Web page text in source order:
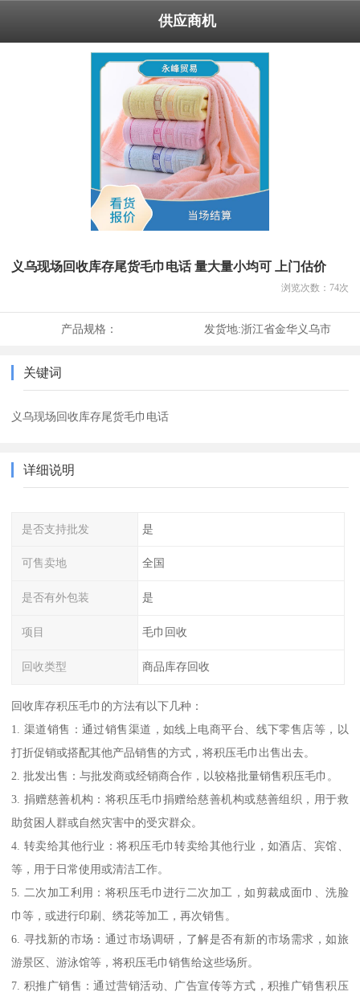
供应商机
义乌现场回收库存尾货毛巾电话 量大量小均可 上门估价
浏览次数： 74次
产品规格： 发货地:浙江省金华义乌市
关键词
义乌现场回收库存尾货毛巾电话
详细说明
是否支持批发 是
可售卖地 全国
是否有外包装 是
项目 毛巾回收
回收类型 商品库存回收
回收库存积压毛巾的方法有以下几种：
1. 渠道销售：通过销售渠道，如线上电商平台、线下零售店等，以
打折促销或搭配其他产品销售的方式，将积压毛巾出售出去。
2. 批发出售：与批发商或经销商合作，以较格批量销售积压毛巾。
3. 捐赠慈善机构：将积压毛巾捐赠给慈善机构或慈善组织，用于救
助贫困人群或自然灾害中的受灾群众。
4. 转卖给其他行业：将积压毛巾转卖给其他行业，如酒店、宾馆、
等，用于日常使用或清洁工作。
5. 二次加工利用：将积压毛巾进行二次加工，如剪裁成面巾、洗脸
巾等，或进行印刷、绣花等加工，再次销售。
6. 寻找新的市场：通过市场调研，了解是否有新的市场需求，如旅
游景区、游泳馆等，将积压毛巾销售给这些场所。
7. 积推广销售：通过营销活动、广告宣传等方式，积推广销售积压